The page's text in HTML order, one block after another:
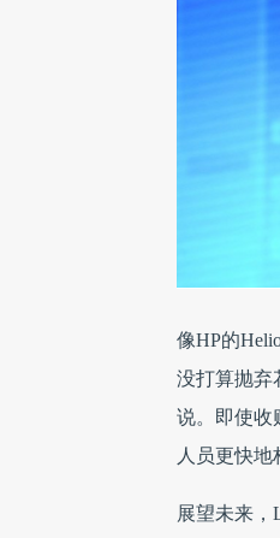
像HP的
没打算抛弃
说。即使收
人员更快地
展望未来，